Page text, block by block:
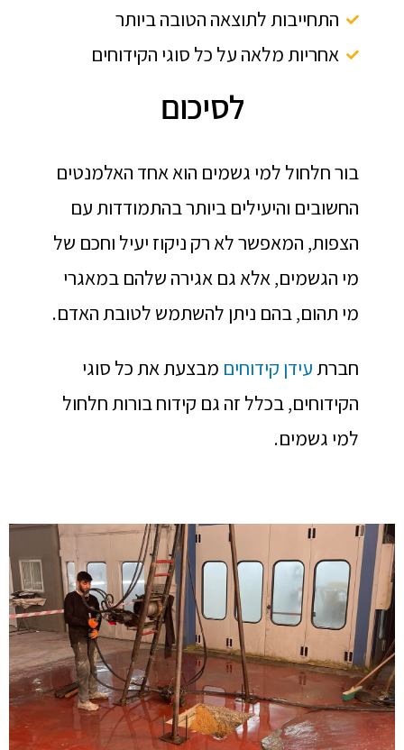
התחייבות לתוצאה הטובה ביותר
אחריות מלאה על כל סוגי הקידוחים
לסיכום
בור חלחול למי גשמים הוא אחד האלמנטים
החשובים והיעילים ביותר בהתמודדות עם
הצפות, המאפשר לא רק ניקוז יעיל וחכם של
מי הגשמים, אלא גם אגירה שלהם במאגרי
מי תהום, בהם ניתן להשתמש לטובת האדם.
חברתעידן קידוחים מבצעת את כל סוגי
הקידוחים, בכלל זה גם קידוח בורות חלחול
למי גשמים.